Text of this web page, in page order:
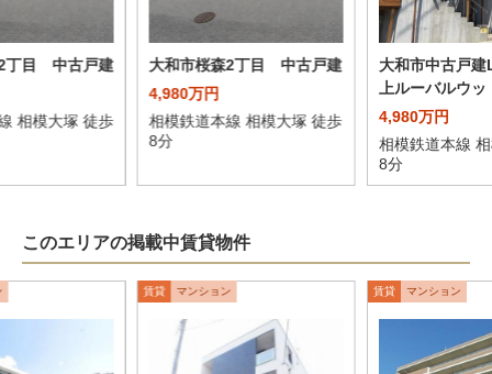
丁目 中古戸建
相模大塚 徒歩
大和市桜森2丁目 中古戸建
4,980万円
相模鉄道本線 相模大塚 徒歩
8分
大和市中古戸
上ルーバルウ
4,980万円
相模鉄道本線
8分
このエリアの掲載中賃貸物件
賃貸 マンション 賃貸 マンション